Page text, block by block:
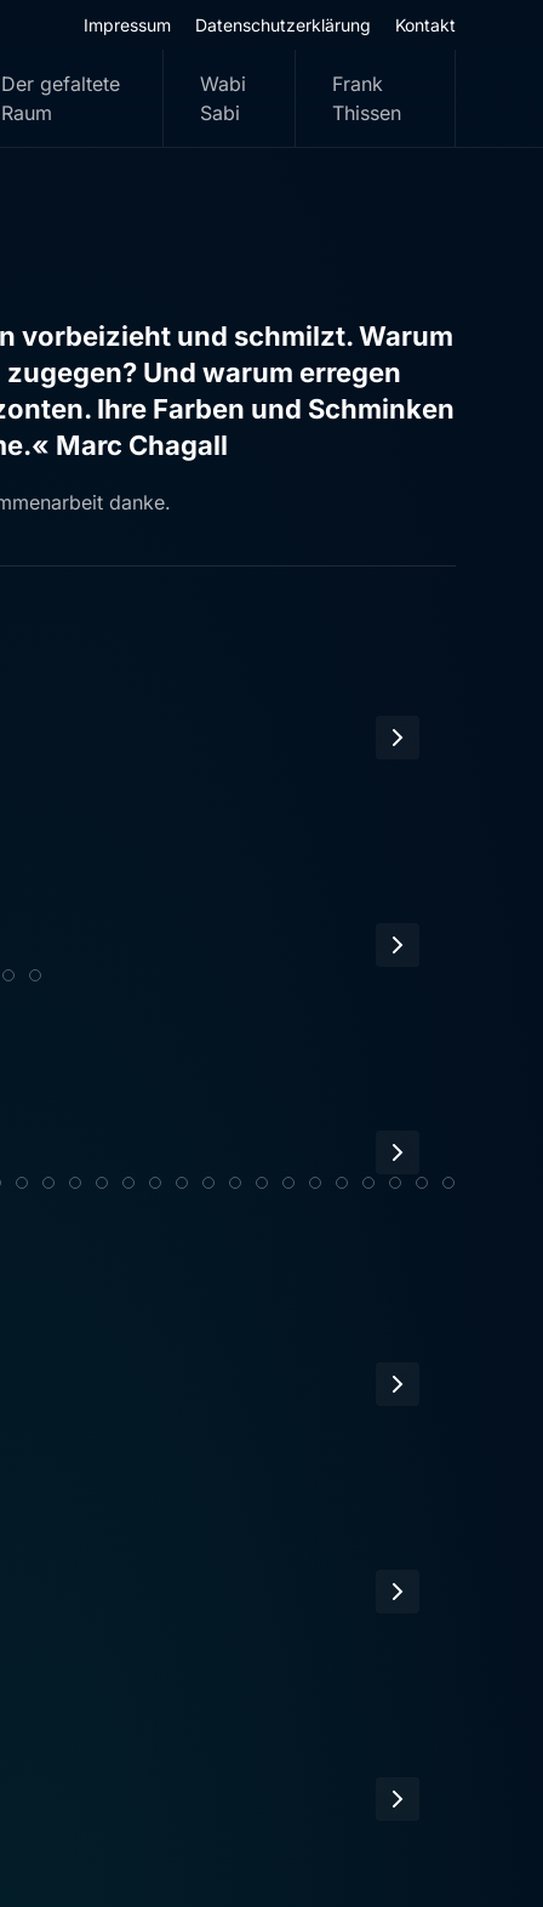
Impressum Datenschutzerklärung Kontakt
Der gefaltete
Raum
Wabi
Sabi
Frank
Thissen
vorbeizieht und schmilzt. Warum
Und warum erregen
Ihre Farben und Schminken
Marc Chagall
danke.